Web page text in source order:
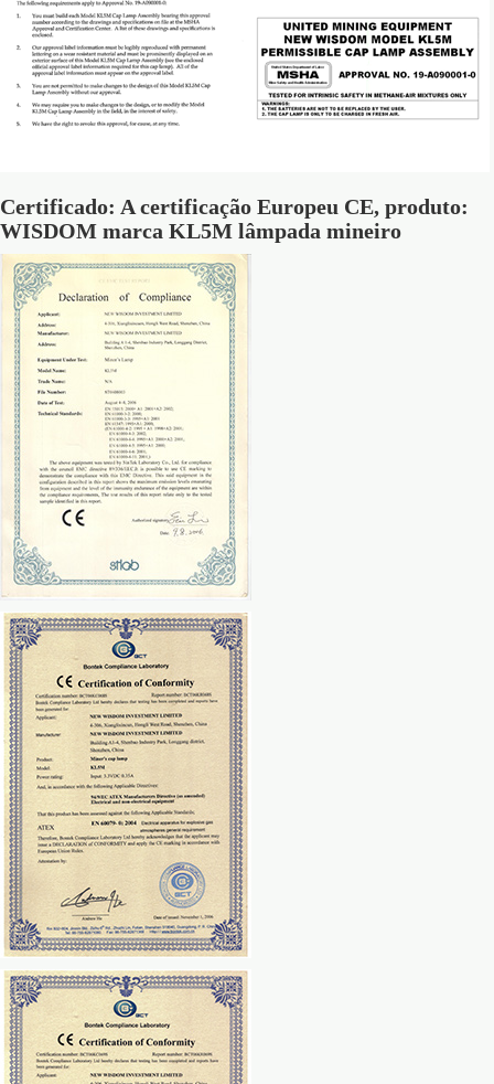
Certificado: A certificação Europeu CE, produto:
WISDOM marca KL5M lâmpada mineiro